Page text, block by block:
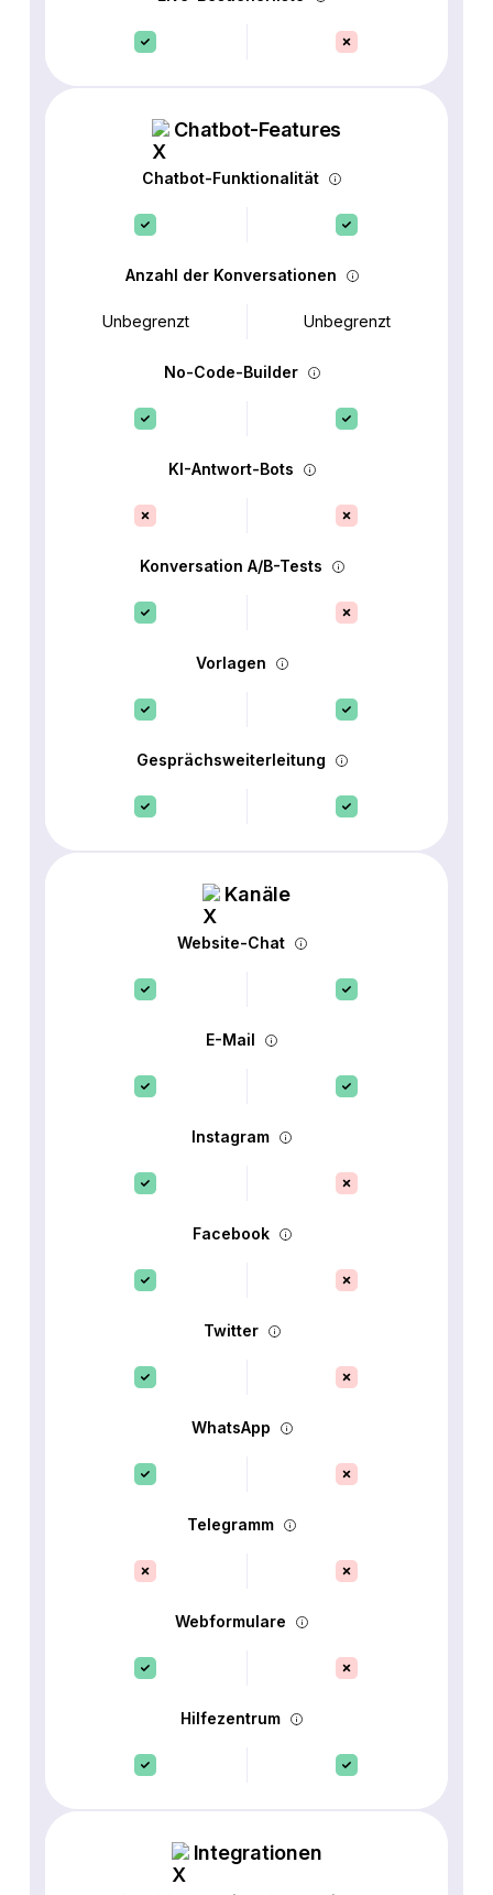
Chatbot-Features
Chatbot-Funktionalität
Anzahl der Konversationen
Unbegrenzt Unbegrenzt
No-Code-Builder
KI-Antwort-Bots
Konversation A/B-Tests
Vorlagen
Gesprächsweiterleitung
Kanäle
Website-Chat
E-Mail
Instagram
Facebook
Twitter
WhatsApp
Telegramm
Webformulare
Hilfezentrum
Integrationen